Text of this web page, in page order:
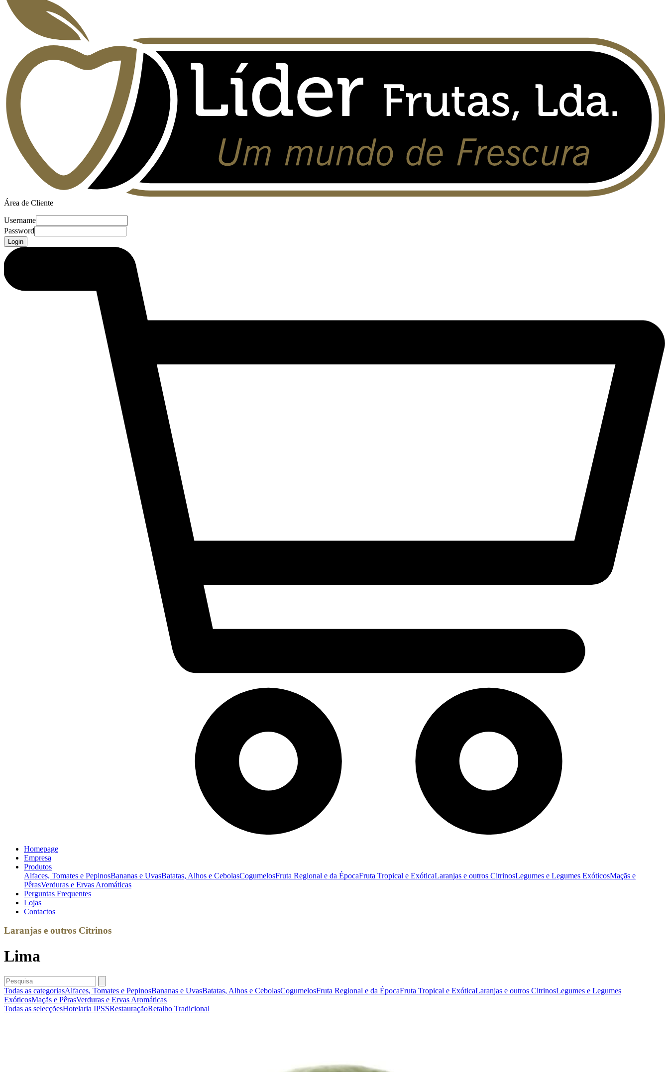
Área de Cliente
Username
Password
Login
Homepage
Empresa
Produtos
Alfaces, Tomates e PepinosBananas e UvasBatatas, Alhos e CebolasCogumelosFruta Regional e da ÉpocaFruta Tropical e ExóticaLaranjas e outros CitrinosLegumes e Legumes ExóticosMaçãs e
PêrasVerduras e Ervas Aromáticas
Perguntas Frequentes
Lojas
Contactos
Laranjas e outros Citrinos
Lima
Todas as categoriasAlfaces, Tomates e PepinosBananas e UvasBatatas, Alhos e CebolasCogumelosFruta Regional e da ÉpocaFruta Tropical e ExóticaLaranjas e outros CitrinosLegumes e Legumes
ExóticosMaçãs e PêrasVerduras e Ervas Aromáticas
Todas as selecçõesHotelaria IPSSRestauraçãoRetalho Tradicional